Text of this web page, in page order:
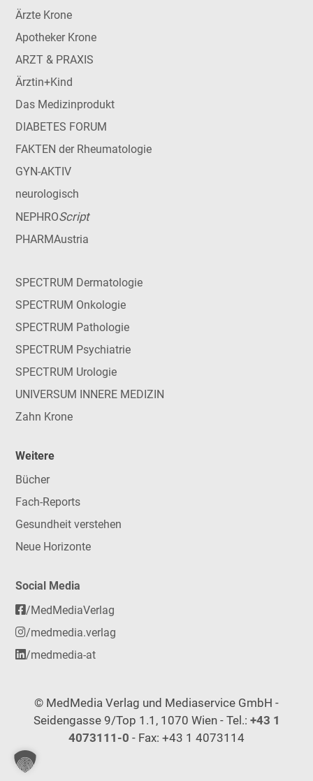
Ärzte Krone
Apotheker Krone
ARZT & PRAXIS
Ärztin+Kind
Das Medizinprodukt
DIABETES FORUM
FAKTEN der Rheumatologie
GYN-AKTIV
neurologisch
NEPHROScript
PHARMAustria
SPECTRUM Dermatologie
SPECTRUM Onkologie
SPECTRUM Pathologie
SPECTRUM Psychiatrie
SPECTRUM Urologie
UNIVERSUM INNERE MEDIZIN
Zahn Krone
Weitere
Bücher
Fach-Reports
Gesundheit verstehen
Neue Horizonte
Social Media
/MedMediaVerlag
/medmedia.verlag
/medmedia-at
© MedMedia Verlag und Mediaservice GmbH -
Seidengasse 9/Top 1.1, 1070 Wien - Tel.: +43 1
4073111-0 - Fax: +43 1 4073114